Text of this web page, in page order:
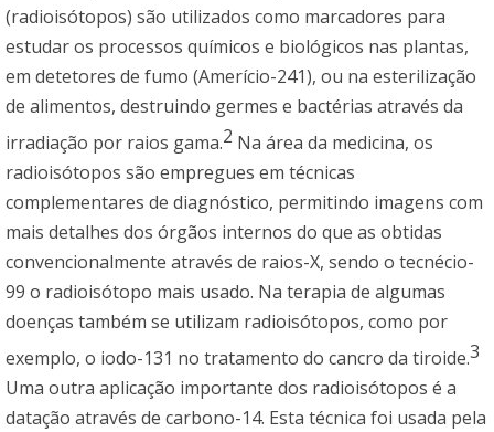
(radioisótopos) são utilizados como marcadores para
estudar os processos químicos e biológicos nas plantas,
em detetores de fumo (Amerício-241), ou na esterilização
de alimentos, destruindo germes e bactérias através da
irradiação por raios gama.2 Na área da medicina, os
radioisótopos são empregues em técnicas
complementares de diagnóstico, permitindo imagens com
mais detalhes dos órgãos internos do que as obtidas
convencionalmente através de raios-X, sendo o tecnécio-
99 o radioisótopo mais usado. Na terapia de algumas
doenças também se utilizam radioisótopos, como por
exemplo, o iodo-131 no tratamento do cancro da tiroide.3
Uma outra aplicação importante dos radioisótopos é a
datação através de carbono-14. Esta técnica foi usada pela